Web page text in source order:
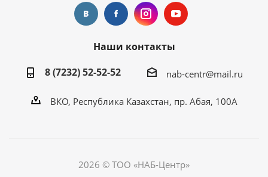
Наши контакты
8 (7232) 52-52-52
nab-centr@mail.ru
ВКО, Республика Казахстан, пр. Абая, 100А
2026 © ТОО «НАБ-Центр»